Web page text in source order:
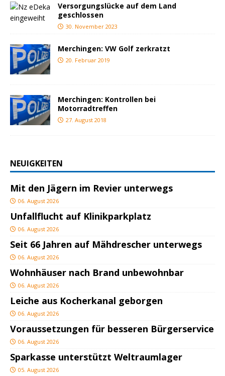
Versorgungslücke auf dem Land
geschlossen
30. November 2023
Merchingen: VW Golf zerkratzt
20. Februar 2019
Merchingen: Kontrollen bei
Motorradtreffen
27. August 2018
NEUIGKEITEN
Mit den Jägern im Revier unterwegs
06. August 2026
Unfallflucht auf Klinikparkplatz
06. August 2026
Seit 66 Jahren auf Mähdrescher unterwegs
06. August 2026
Wohnhäuser nach Brand unbewohnbar
06. August 2026
Leiche aus Kocherkanal geborgen
06. August 2026
Voraussetzungen für besseren Bürgerservice
06. August 2026
Sparkasse unterstützt Weltraumlager
05. August 2026